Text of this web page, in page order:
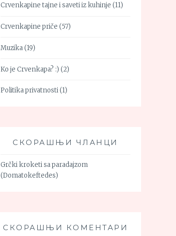
Crvenkapine tajne i saveti iz kuhinje (11)
Crvenkapine priče (57)
Muzika(19)
Ko je Crvenkapa? :) (2)
Politika privatnosti(1)
СКОРАШЊИ ЧЛАНЦИ
Grčki kroketi sa paradajzom
(Domatokeftedes)
СКОРАШЊИ КОМЕНТАРИ